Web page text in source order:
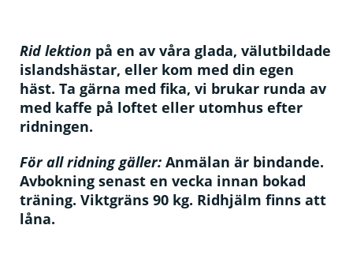
Rid lektion på en av våra glada, välutbildade
islandshästar, eller kom med din egen
häst. Ta gärna med fika, vi brukar runda av
med kaffe på loftet eller utomhus efter
ridningen.
För all ridning gäller: Anmälan är bindande.
Avbokning senast en vecka innan bokad
träning. Viktgräns 90 kg. Ridhjälm finns att
låna.